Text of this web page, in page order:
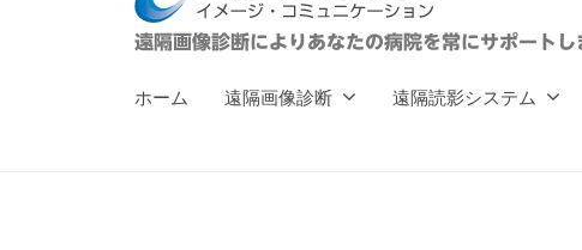
イ
遠隔画像診断によりあなたの病院を常にサポートし
ホーム 遠隔画像診断 遠隔読影システム
ュ
ケ